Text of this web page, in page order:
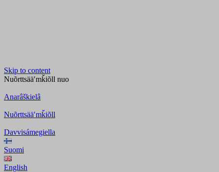
Skip to content
Nuõrttsääʹmǩiõll nuo
Anarâškielâ
Nuõrttsääʹmǩiõll
Davvisámegiella
Suomi
English